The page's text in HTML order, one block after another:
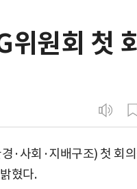
위원회 첫
·사회·지배구조) 첫 회
혔다.